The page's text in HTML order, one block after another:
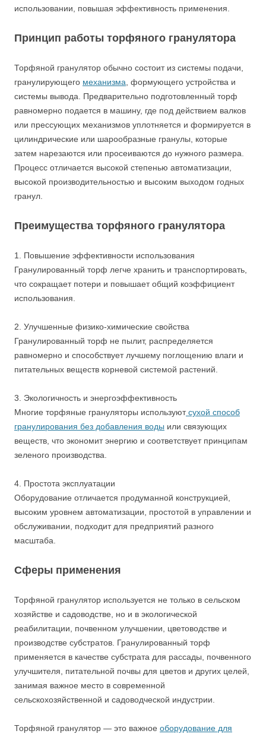
использовании, повышая эффективность применения.
Принцип работы торфяного гранулятора
Торфяной гранулятор обычно состоит из системы подачи,
гранулирующего механизма , формующего устройства и
системы вывода. Предварительно подготовленный торф
равномерно подается в машину, где под действием валков
или прессующих механизмов уплотняется и формируется в
цилиндрические или шарообразные гранулы, которые
затем нарезаются или просеиваются до нужного размера.
Процесс отличается высокой степенью автоматизации,
высокой производительностью и высоким выходом годных
гранул.
Преимущества торфяного гранулятора
1. Повышение эффективности использования
Гранулированный торф легче хранить и транспортировать,
что сокращает потери и повышает общий коэффициент
использования.
2. Улучшенные физико-химические свойства
Гранулированный торф не пылит, распределяется
равномерно и способствует лучшему поглощению влаги и
питательных веществ корневой системой растений.
3. Экологичность и энергоэффективность
Многие торфяные грануляторы используютсухой способ
гранулирования без добавления воды или связующих
веществ, что экономит энергию и соответствует принципам
зеленого производства.
4. Простота эксплуатации
Оборудование отличается продуманной конструкцией,
высоким уровнем автоматизации, простотой в управлении и
обслуживании, подходит для предприятий разного
масштаба.
Сферы применения
Торфяной гранулятор используется не только в сельском
хозяйстве и садоводстве, но и в экологической
реабилитации, почвенном улучшении, цветоводстве и
производстве субстратов. Гранулированный торф
применяется в качестве субстрата для рассады, почвенного
улучшителя, питательной почвы для цветов и других целей,
занимая важное место в современной
сельскохозяйственной и садоводческой индустрии.
Торфяной гранулятор — это важное оборудование для